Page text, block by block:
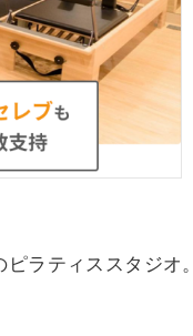
ラティススタジオ。